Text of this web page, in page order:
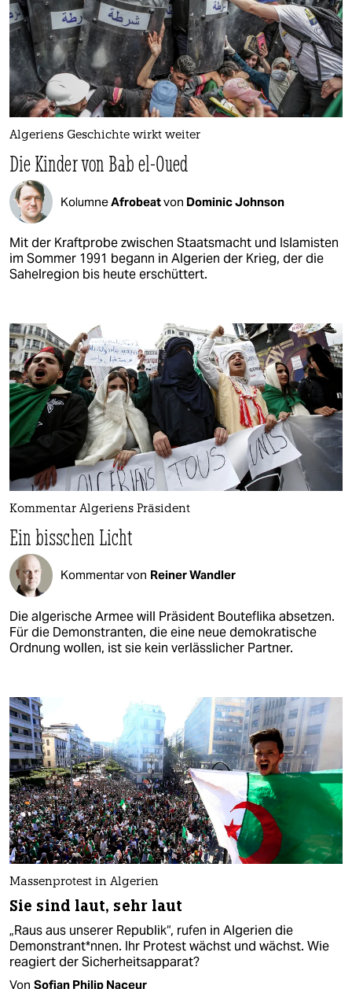
Algeriens Geschichte wirkt weiter
Die Kinder von Bab el-Oued
KolumneAfrobeatvon Dominic Johnson
Mit der Kraftprobe zwischen Staatsmacht und Islamisten
im Sommer 1991 begann in Algerien der Krieg, der die
Sahelregion bis heute erschüttert.
Kommentar Algeriens Präsident
Ein bisschen Licht
Kommentar von Reiner Wandler
Die algerische Armee will Präsident Bouteflika absetzen.
Für die Demonstranten, die eine neue demokratische
Ordnung wollen, ist sie kein verlässlicher Partner.
Massenprotest in Algerien
Sie sind laut, sehr laut
„Raus aus unserer Republik“, rufen in Algerien die
Demonstrant*nnen. Ihr Protest wächst und wächst. Wie
reagiert der Sicherheitsapparat?
Von Sofian Philip Naceur